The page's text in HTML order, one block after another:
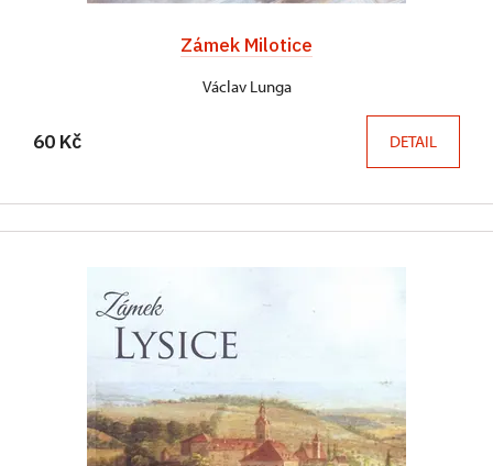
Zámek Milotice
Václav Lunga
60 Kč DETAIL